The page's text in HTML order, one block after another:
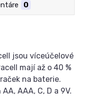
0
jsou víceúčelové
mají až o 40 %
na baterie.
AAA, C, D a 9V.